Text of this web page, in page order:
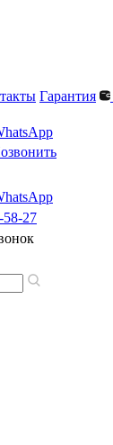
Гарантия
58-27